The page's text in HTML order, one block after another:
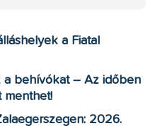
a Fiatal
a behívókat – Az időben
menthet!
2026.